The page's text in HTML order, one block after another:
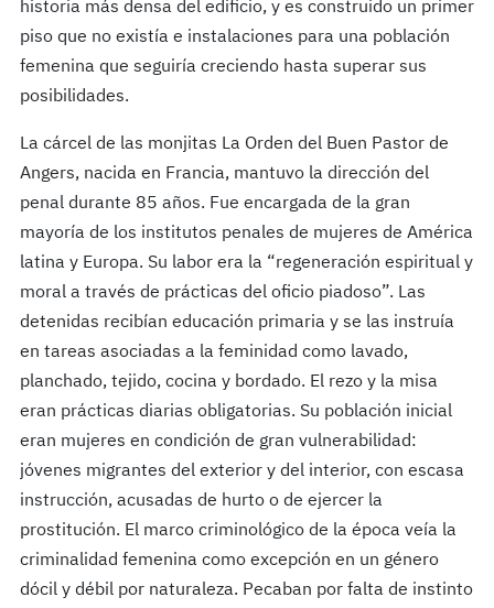
historia más densa del edificio, y es construido un primer
piso que no existía e instalaciones para una población
femenina que seguiría creciendo hasta superar sus
posibilidades.
La cárcel de las monjitas La Orden del Buen Pastor de
Angers, nacida en Francia, mantuvo la dirección del
penal durante 85 años. Fue encargada de la gran
mayoría de los institutos penales de mujeres de América
latina y Europa. Su labor era la “regeneración espiritual y
moral a través de prácticas del oficio piadoso”. Las
detenidas recibían educación primaria y se las instruía
en tareas asociadas a la feminidad como lavado,
planchado, tejido, cocina y bordado. El rezo y la misa
eran prácticas diarias obligatorias. Su población inicial
eran mujeres en condición de gran vulnerabilidad:
jóvenes migrantes del exterior y del interior, con escasa
instrucción, acusadas de hurto o de ejercer la
prostitución. El marco criminológico de la época veía la
criminalidad femenina como excepción en un género
dócil y débil por naturaleza. Pecaban por falta de instinto